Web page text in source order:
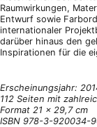
Raumwirkungen,
Entwurf sowie
internationaler
darüber hinaus den
Inspirationen für die
Erscheinungsjahr:
112 Seiten mit
Format 21 x 29,7 cm
ISBN 978-3-920034-